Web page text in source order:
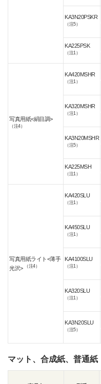
KA3N20PSKR
（注5）
KA225PSK
（注1）
写真用紙<絹目調>
（注4）
KA420MSHR
（注1）
KA320MSHR
（注1）
KA3N20MSHR
（注5）
KA225MSH
（注1）
写真用紙ライト<薄手
光沢>
（注4）
KA420SLU
（注1）
KA450SLU
（注1）
KA4100SLU
（注1）
KA320SLU
（注1）
KA3N20SLU
（注5）
マット、合成紙、普通紙